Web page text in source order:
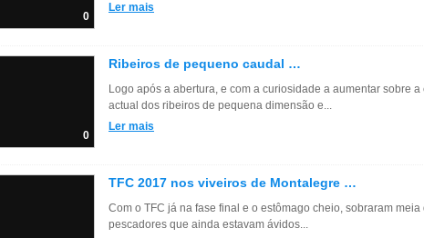
0
Ler mais
0
Ribeiros de pequeno caudal …
Logo após a abertura, e com a curiosidade a aumentar sobre a
actual dos ribeiros de pequena dimensão e...
Ler mais
TFC 2017 nos viveiros de Montalegre …
Com o TFC já na fase final e o estômago cheio, sobraram meia
pescadores que ainda estavam ávidos...